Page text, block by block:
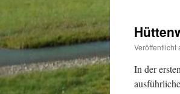
Veröffentlicht
In der